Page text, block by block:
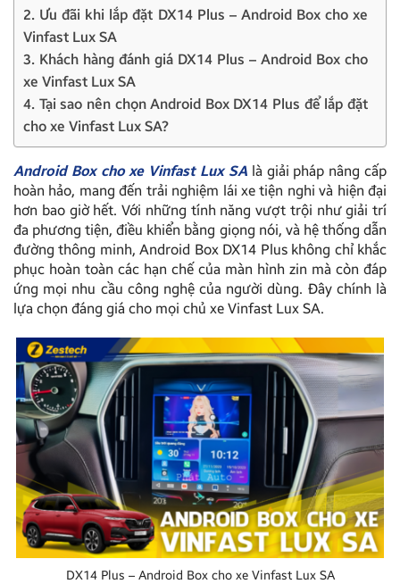
2. Ưu đãi khi lắp đặt DX14 Plus – Android Box cho xe
Vinfast Lux SA
3. Khách hàng đánh giá DX14 Plus – Android Box cho
xe Vinfast Lux SA
4. Tại sao nên chọn Android Box DX14 Plus để lắp đặt
cho xe Vinfast Lux SA?
Android Box cho xe Vinfast Lux SAlà giải pháp nâng cấp
hoàn hảo, mang đến trải nghiệm lái xe tiện nghi và hiện đại
hơn bao giờ hết. Với những tính năng vượt trội như giải trí
đa phương tiện, điều khiển bằng giọng nói, và hệ thống dẫn
đường thông minh, Android Box DX14 Plus không chỉ khắc
phục hoàn toàn các hạn chế của màn hình zin mà còn đáp
ứng mọi nhu cầu công nghệ của người dùng. Đây chính là
lựa chọn đáng giá cho mọi chủ xe Vinfast Lux SA.
DX14 Plus – Android Box cho xe Vinfast Lux SA